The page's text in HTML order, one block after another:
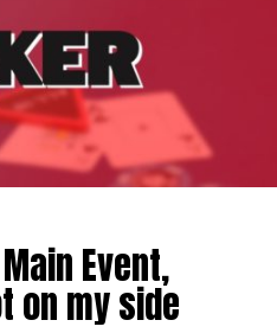
Event,
on my side